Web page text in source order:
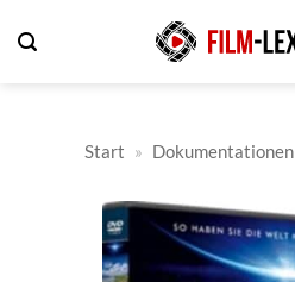
Inhalt
Start » Dokumentationen